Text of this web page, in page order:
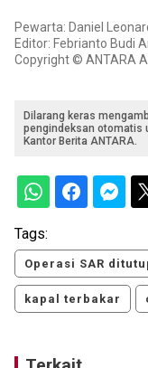
Pewarta: Daniel
Editor: Febrianto Budi
Copyright © ANTARA
Dilarang keras
pengindeksan otomatis
Kantor Berita ANTARA.
Tags:
Operasi SAR
kapal terbakar